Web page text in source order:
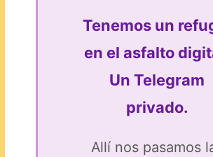
Tenemos un
en el asfalto
Un Telegram
privado.
Allí nos pasamos